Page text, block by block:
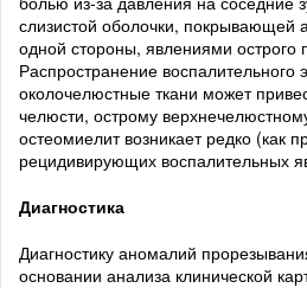
слизистой оболочки, покрывающей
одной стороны, явлениями острого
Распространение воспалительного
околочелюстные ткани может
челюсти, острому
остеомиелит возникает редко (как
рецидивирующих воспалительных
Диагностика
Диагностику аномалий
основании анализа клинической